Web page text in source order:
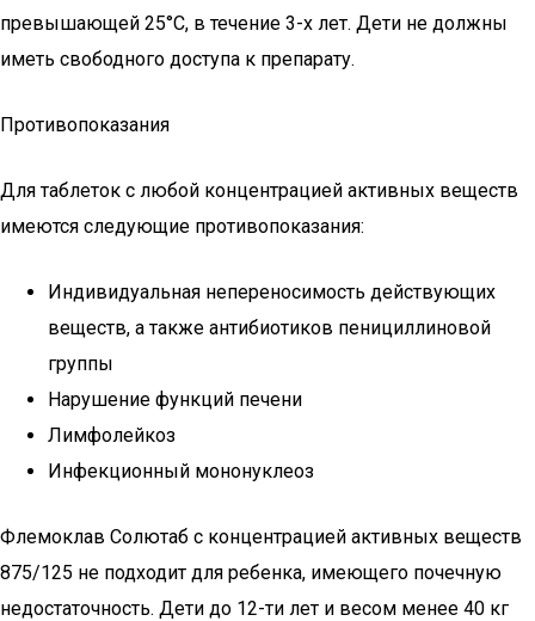
превышающей 25°С, в течение 3-х лет. Дети не должны
иметь свободного доступа к препарату.
Противопоказания
Для таблеток с любой концентрацией активных веществ
имеются следующие противопоказания:
Индивидуальная непереносимость действующих
веществ, а также антибиотиков пенициллиновой
группы
Нарушение функций печени
Лимфолейкоз
Инфекционный мононуклеоз
Флемоклав Солютаб с концентрацией активных веществ
875/125 не подходит для ребенка, имеющего почечную
недостаточность. Дети до 12-ти лет и весом менее 40 кг